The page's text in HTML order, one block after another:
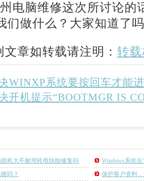
电脑维修这次所讨论的
们做什么？大家知道了
文章如转载请注明： 转
WINXP系统要按回车才能
开机提示“BOOTMGR IS
耗大不耐用耗电快能修复吗
Windows系统
吗？
保护客户资料